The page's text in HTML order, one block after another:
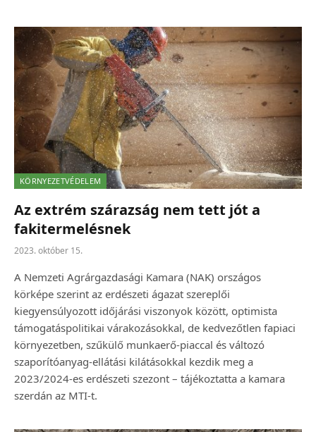
KÖRNYEZETVÉDELEM
Az extrém szárazság nem tett jót a
fakitermelésnek
2023. október 15.
A Nemzeti Agrárgazdasági Kamara (NAK) országos
körképe szerint az erdészeti ágazat szereplői
kiegyensúlyozott időjárási viszonyok között, optimista
támogatáspolitikai várakozásokkal, de kedvezőtlen fapiaci
környezetben, szűkülő munkaerő-piaccal és változó
szaporítóanyag-ellátási kilátásokkal kezdik meg a
2023/2024-es erdészeti szezont – tájékoztatta a kamara
szerdán az MTI-t.